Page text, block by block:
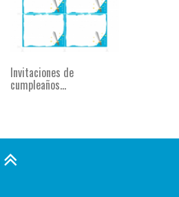
Invitaciones de
cumpleaños...